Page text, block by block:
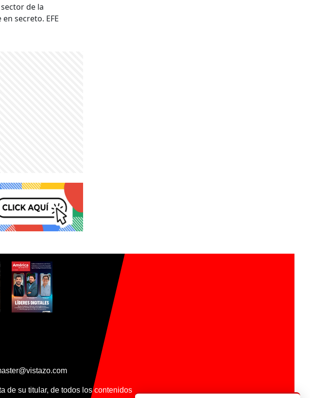
de la
secreto. EFE
de su titular, de todos los contenidos